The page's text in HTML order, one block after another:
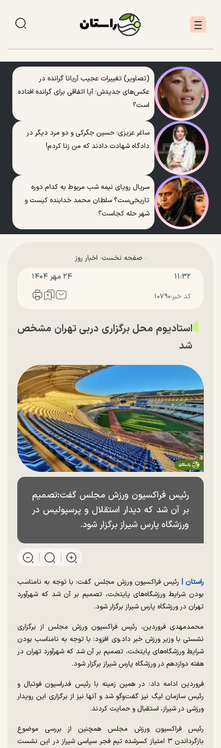
(تصاویر) تغییرات عجیب آریانا گرانده در
عکس‌های جدیدش؛ آیا اتفاقی برای گرانده افتاده
است؟
ساغر عزیزی: حسین جگرکی و دو مرد دیگر در
دادگاه شهادت دادند که من زنا کردم!
سریال رویای نیمه شب مربوط به کدام دوره
تاریخی‌ست؟ سلطان محمد خدابنده کیست و
شهر حله کجاست؟
صفحه نخست اخبار روز
۱۱:۳۲ ۲۴ مهر ۱۴۰۴
کد خبر:۱۰۷۹۰
استادیوم محل برگزاری دربی تهران مشخص
شد
رئیس فراکسیون ورزش مجلس گفت:تصمیم
بر آن شد که دیدار استقلال و پرسپولیس در
ورزشگاه پارس شیراز برگزار شود.
راستان | رئیس فراکسیون ورزش مجلس گفت: با توجه به نامناسب
بودن شرایط ورزشگاه‌های پایتخت، تصمیم بر آن شد که شهرآورد
تهران در ورزشگاه پارس شیراز برگزار شود.
محمدمهدی فروردین، رئیس فراکسیون ورزش مجلس از برگزاری
نشستی با وزیر ورزش خبر داد.وی افزود: با توجه به نامناسب بودن
شرایط ورزشگاه‌های پایتخت، تصمیم بر آن شد که شهرآورد تهران در
هفته دوازدهم در ورزشگاه پارس شیراز برگزار شود.
فروردین ادامه داد: در همین زمینه با رئیس فدراسیون فوتبال و
رئیس سازمان لیگ نیز گفت‌وگو شد و آنها نیز از برگزاری این رویدار
ورزشی در شیراز، استقبال و حمایت کردند.
رئیس فراکسیون ورزش مجلس همچنین از بررسی موضوع
بازگرداندن ۳ امتیاز کسرشده تیم فجر سپاسی شیراز در این نشست